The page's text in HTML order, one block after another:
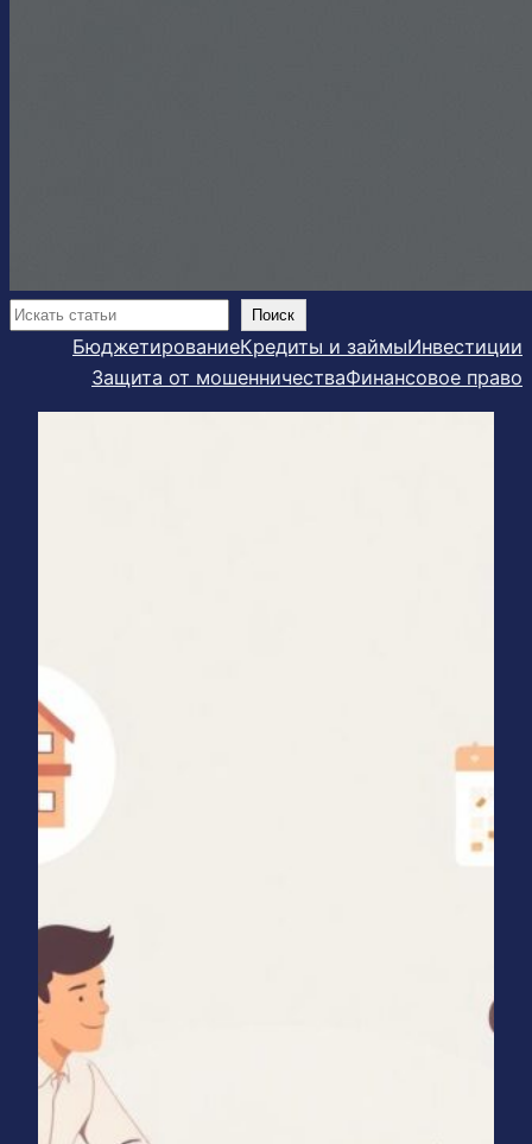
Поиск Поиск
БюджетированиеКредиты и займыИнвестиции
Защита от мошенничестваФинансовое право